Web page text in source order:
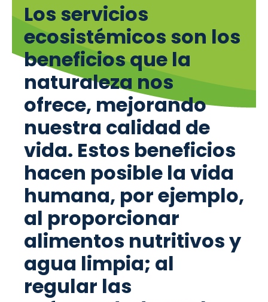
Los servicios
ecosistémicos son los
beneficios que la
naturaleza nos
ofrece, mejorando
nuestra calidad de
vida. Estos beneficios
hacen posible la vida
humana, por ejemplo,
al proporcionar
alimentos nutritivos y
agua limpia; al
regular las